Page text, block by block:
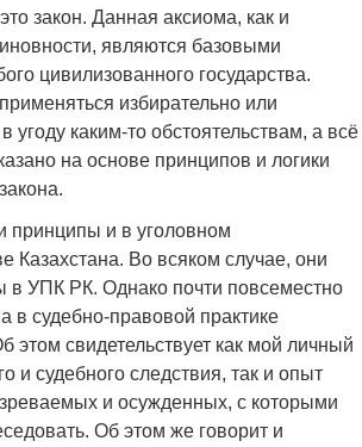
закон. Данная аксиома, как и
являются базовыми
цивилизованного государства.
избирательно или
угоду каким-то обстоятельствам, а всё
на основе принципов и логики
принципы и в уголовном
Казахстана. Во всяком случае, они
в УПК РК. Однако почти повсеместно
в судебно-правовой практике
этом свидетельствует как мой личный
и судебного следствия, так и опыт
и осужденных, с которыми
Об этом же говорит и